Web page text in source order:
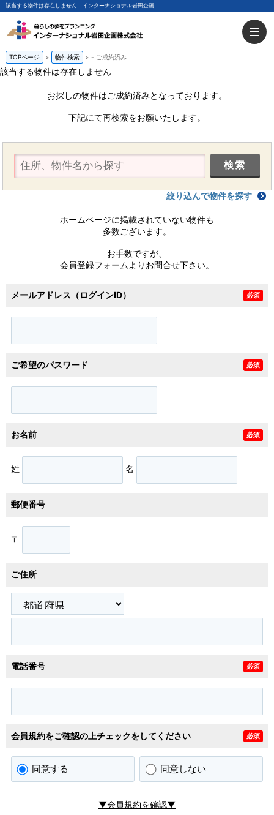
該当する物件は存在しません｜インターナショナル岩田企画
TOPページ 物件検索 - ご成約済み
該当する物件は存在しません
お探しの物件はご成約済みとなっております。
下記にて再検索をお願いたします。
絞り込んで物件を探す
ホームページに掲載されていない物件も
多数ございます。
お手数ですが、
会員登録フォームよりお問合せ下さい。
メールアドレス（ログインID） 必須
ご希望のパスワード 必須
お名前 必須
姓 名
郵便番号
〒
ご住所
電話番号 必須
会員規約をご確認の上チェックをしてください 必須
同意する 同意しない
▼会員規約を確認▼